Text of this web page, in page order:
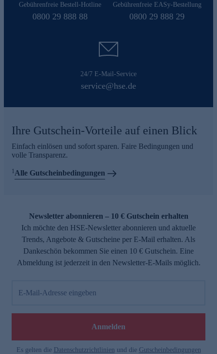
Gebührenfreie Bestell-Hotline
0800 29 888 88
Gebührenfreie EASy-Bestellung
0800 29 888 29
24/7 E-Mail-Service
service@hse.de
Ihre Gutschein-Vorteile auf einen Blick
Einfach einlösen und sofort sparen. Faire Bedingungen und
volle Transparenz.
1Alle Gutscheinbedingungen
Newsletter abonnieren – 10 € Gutschein erhalten
Ich möchte den HSE-Newsletter abonnieren und aktuelle
Trends, Angebote & Gutscheine per E-Mail erhalten. Als
Dankeschön bekommen Sie einen 10 € Gutschein. Eine
Abmeldung ist jederzeit in den Newsletter-E-Mails möglich.
E-Mail-Adresse eingeben
Anmelden
Es gelten die Datenschutzrichtlinien und die Gutscheinbedingungen